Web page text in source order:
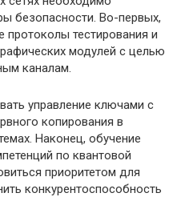
безопасности. Во-первых,
протоколы тестирования и
модулей с целью
каналам.
управление ключами с
копирования в
Наконец, обучение
по квантовой
приоритетом для
конкурентоспособность